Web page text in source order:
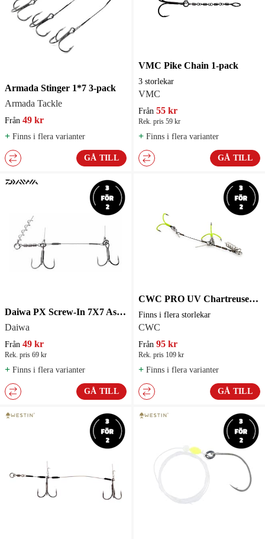
Armada Stinger 1*7 3-pack
Armada Tackle
Från 49 kr
+ Finns i flera varianter
GÅ TILL
VMC Pike Chain 1-pack
3 storlekar
VMC
Från 55 kr
Rek. pris 59 kr
+ Finns i flera varianter
GÅ TILL
Daiwa PX Screw-In 7X7 Assist Stinger
Daiwa
Från 49 kr
Rek. pris 69 kr
+ Finns i flera varianter
GÅ TILL
CWC PRO UV Chartreuse Stinger Stainless Steel - flera storlekar
Finns i flera storlekar
CWC
Från 95 kr
Rek. pris 109 kr
+ Finns i flera varianter
GÅ TILL